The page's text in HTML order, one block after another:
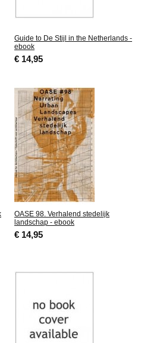
Guide to De Stijl in the Netherlands -
ebook
€ 14,95
OASE 98. Verhalend stedelijk
landschap - ebook
€ 14,95